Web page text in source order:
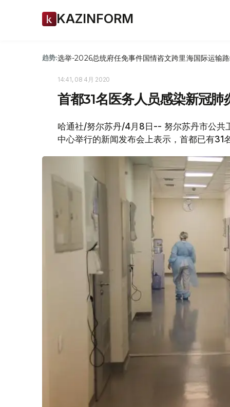
KAZINFORM
趋势:选举-2026总统府任免事件国情咨文跨里海国际运输
14:41, 08 4月 2020
首都31名医务人员感染新冠肺
哈通社/努尔苏丹/4月8日-- 努尔苏丹市公共
中心举行的新闻发布会上表示，首都已有31